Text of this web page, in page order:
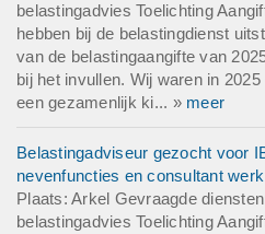
belastingadvies Toelichting
hebben bij de belastingdienst
van de belastingaangifte van
bij het invullen. Wij waren in
een gezamenlijk ki... » meer
Belastingadviseur gezocht voor
nevenfuncties en consultant
Plaats: Arkel Gevraagde
belastingadvies Toelichting